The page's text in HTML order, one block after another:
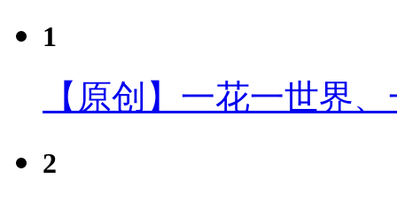
1
【原创】一花一世界
2